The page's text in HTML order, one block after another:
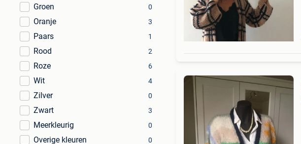
Groen 0
Oranje 3
Paars 1
Rood 2
Roze 6
Wit 4
Zilver 0
Zwart 3
Meerkleurig 0
Overige kleuren 0